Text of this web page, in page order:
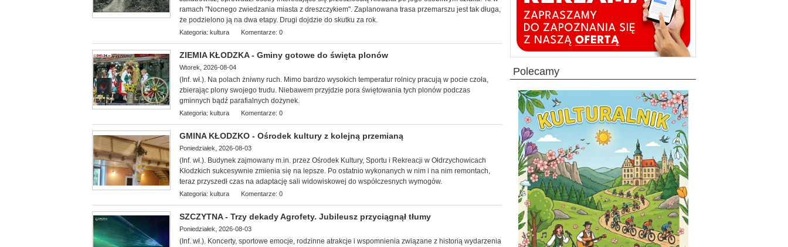
ramach "Nocnego zwiedzania miasta z dreszczykiem". Zaplanowana trasa przemarszu jest tak długa,
że podzielono ją na dwa etapy. Drugi dojdzie do skutku za rok.
Kategoria: kultura Komentarze: 0
ZIEMIA KŁODZKA - Gminy gotowe do święta plonów
Wtorek, 2026-08-04
(Inf. wł.). Na polach żniwny ruch. Mimo bardzo wysokich temperatur rolnicy pracują w pocie czoła,
zbierając plony swojego trudu. Niebawem przyjdzie pora świętowania tych plonów podczas
gminnych bądź parafialnych dożynek.
Kategoria: kultura Komentarze: 0
GMINA KŁODZKO - Ośrodek kultury z kolejną przemianą
Poniedziałek, 2026-08-03
(Inf. wł.). Budynek zajmowany m.in. przez Ośrodek Kultury, Sportu i Rekreacji w Ołdrzychowicach
Kłodzkich su kcesywnie zmienia się na lepsze. Po ostatnio wykonanych w nim i na nim remontach,
teraz przyszedł czas na adaptację sali widowiskowej do współczesnych wymogów.
Kategoria: kultura Komentarze: 0
SZCZYTNA - Trzy dekady Agrofety. Jubileusz przyciągnął tłumy
Poniedziałek, 2026-08-03
(Inf. wł.). Koncerty, sportowe emocje, rodzinne atrakcje i wspomnienia związane z historią wydarzenia
polecamy